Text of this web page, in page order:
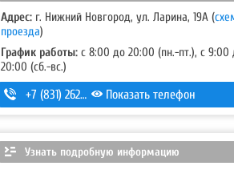
Адрес: г. Нижний Новгород, ул. Ларина, 19А(
проезда)
График работы: с 8:00 до 20:00 (пн.-пт.), с 9:00
20:00 (сб.-вс.)
+7 (831) 262-12-62
Показать телефон
Узнать подробную информацию